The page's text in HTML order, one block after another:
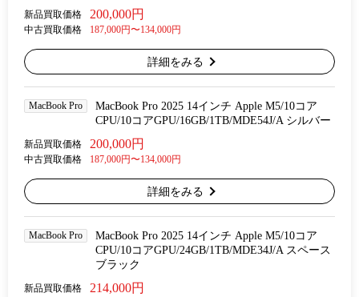
新品買取価格 200,000円
中古買取価格 187,000円〜134,000円
詳細をみる
MacBook Pro
MacBook Pro 2025 14インチ Apple M5/10コア
CPU/10コアGPU/16GB/1TB/MDE54J/A シルバー
新品買取価格 200,000円
中古買取価格 187,000円〜134,000円
詳細をみる
MacBook Pro
MacBook Pro 2025 14インチ Apple M5/10コア
CPU/10コアGPU/24GB/1TB/MDE34J/A スペース
ブラック
新品買取価格 214,000円